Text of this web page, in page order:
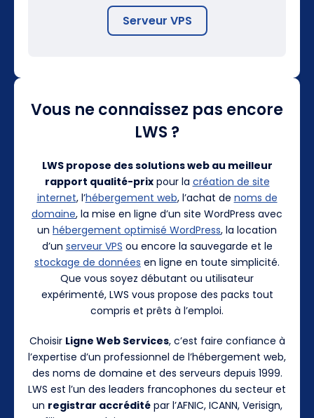
Serveur VPS
Vous ne connaissez pas encore
LWS ?
LWS propose des solutions web au meilleur
rapport qualité-prixpour la création de site
internet, l’hébergement web, l’achat de noms de
domaine, la mise en ligne d’un site WordPress avec
un hébergement optimisé WordPress, la location
d’un serveur VPS ou encore la sauvegarde et le
stockage de données en ligne en toute simplicité.
Que vous soyez débutant ou utilisateur
expérimenté, LWS vous propose des packs tout
compris et prêts à l’emploi.
Choisir Ligne Web Services, c’est faire confiance à
l’expertise d’un professionnel de l’hébergement web,
des noms de domaine et des serveurs depuis 1999.
LWS est l’un des leaders francophones du secteur et
un registrar accréditépar l’AFNIC, ICANN, Verisign,